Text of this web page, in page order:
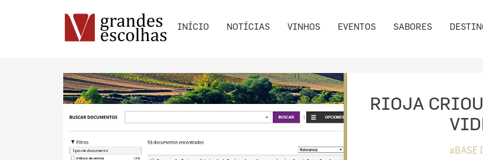
INÍCIO NOTÍCIAS VINHOS EVENTOS SABORES
RIOJA CRIOU
#BASE